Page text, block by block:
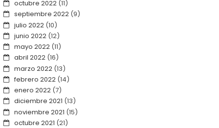
octubre 2022(11)
septiembre 2022(9)
julio 2022(10)
junio 2022(12)
mayo 2022(11)
abril 2022(16)
marzo 2022(13)
febrero 2022(14)
enero 2022(7)
diciembre 2021 (13)
noviembre 2021 (15)
octubre 2021 (21)